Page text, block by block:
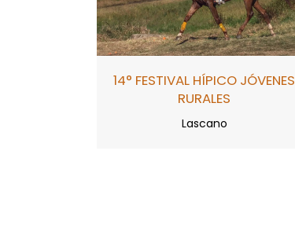
14° FESTIVAL HÍPICO JÓVENES
RURALES
Lascano